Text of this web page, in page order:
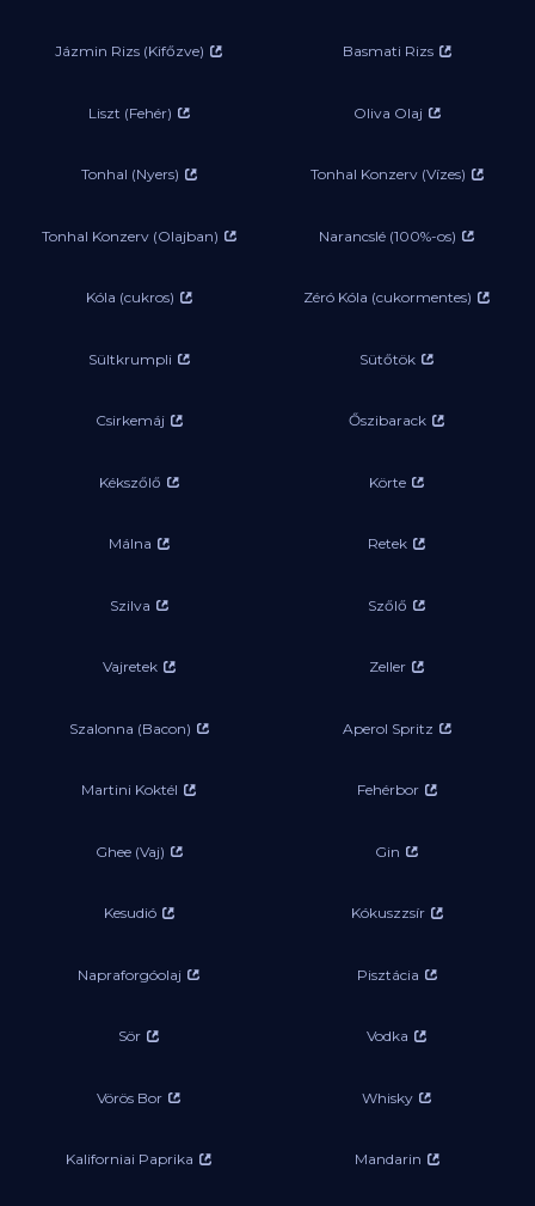
Jázmin Rizs (Kifőzve) Basmati Rizs
Liszt (Fehér) Oliva Olaj
Tonhal (Nyers) Tonhal Konzerv (Vízes)
Tonhal Konzerv (Olajban) Narancslé (100%-os)
Kóla (cukros) Zéró Kóla (cukormentes)
Sültkrumpli Sütőtök
Csirkemáj Őszibarack
Kékszőlő Körte
Málna Retek
Szilva Szőlő
Vajretek Zeller
Szalonna (Bacon) Aperol Spritz
Martini Koktél Fehérbor
Ghee (Vaj) Gin
Kesudió Kókuszzsír
Napraforgóolaj Pisztácia
Sör Vodka
Vörös Bor Whisky
Kaliforniai Paprika Mandarin